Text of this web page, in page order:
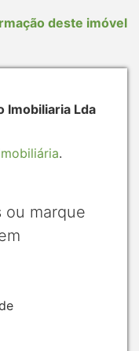
deste imóvel
Imobiliaria Lda
.
ou marque